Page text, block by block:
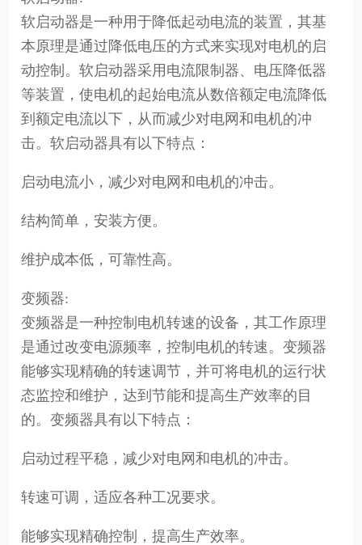
软启动器是一种用于降低起动电流的装置，其基
本原理是通过降低电压的方式来实现对电机的启
动控制。软启动器采用电流限制器、电压降低器
等装置，使电机的起始电流从数倍额定电流降低
到额定电流以下，从而减少对电网和电机的冲
击。软启动器具有以下特点：
启动电流小，减少对电网和电机的冲击。
结构简单，安装方便。
维护成本低，可靠性高。
变频器:
变频器是一种控制电机转速的设备，其工作原理
是通过改变电源频率，控制电机的转速。变频器
能够实现精确的转速调节，并可将电机的运行状
态监控和维护，达到节能和提高生产效率的目
的。变频器具有以下特点：
启动过程平稳，减少对电网和电机的冲击。
转速可调，适应各种工况要求。
能够实现精确控制，提高生产效率。